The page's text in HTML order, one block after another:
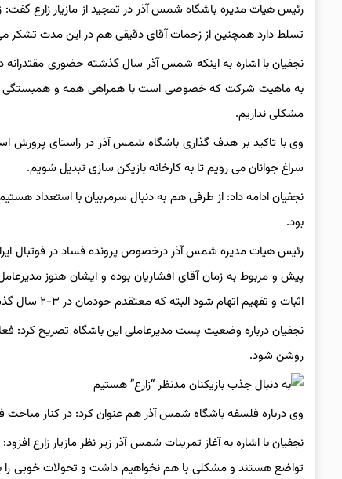
رئیس هیات مدیره باشگاه شمس آذر در تمجید از مازیار زارع
تسلط دارد همچنین از زحمات آقای دقیقی هم در این مدت تشکر
به ماهیت شرکت که خصوصی است با همراهی همه و همبستگی
مشکلی نداریم.
وی با تاکید بر هدف گذاری باشگاه شمس آذر در راستای پرورش
سراغ جوانان می رویم تا به کارخانه بازیکن سازی تبدیل شویم.
نجفیان ادامه داد: از طرفی هم به دنبال سرمربیان با استعداد
بود.
پیش و مربوط به زمان آقای افشاریان بوده و ایشان هنوز
اثبات و تفهیم اتهام شود البته که معتقدم خودمان در ۳-۲ سال گذشته قربانی ناداوری شدیم.
نجفیان درباره وضعیت پست مدیرعاملی این باشگاه تصریح
روشن شود.
وی درباره فلسفه باشگاه شمس آذر هم عنوان کرد: در کنار
نجفیان با اشاره به آغاز تمرینات شمس آذر زیر نظر مازیار زارع
تواضع هستند و مشکلی با هم نخواهیم داشت و تحولات خوبی